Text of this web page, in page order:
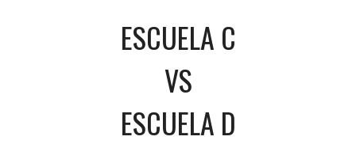
ESCUELA C
VS
ESCUELA D